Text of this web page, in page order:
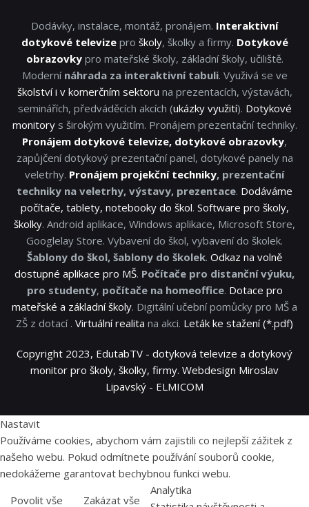
Dodávky, instalace, montáž, pronájem. Interaktivní
dotykové televizepro školy, školky a firmy. Dotykové
obrazovkypro mateřské školy, základní školy, učiliště.
Moderní náhrada za interaktivní tabuli. Využivá se ve
školství i v komerčním sektoru na prezentacích, výstavách,
seminářích, předváděcích akcích (ukázky využití). Dotykové
monitorys širokým využitím. Pronájem prezentační techniky.
Pronájem dotykové televize, dotykové obrazovky,
zapůjčení dotykový prezentační panel, dotykové panely na
veletrhy. Pronájem projekční techniky, prezentační
techniky na veletrhy, výstavy, prezentace. Dodáváme
počítače, tablety, notebooky do škol. Software pro školy,
školky. Android aplikace, Windows aplikace, Microsoft Store,
Googlelay Store. Vybavení do škol, vybavení do školek.
Šablony do škol, šablony do školek. Odkaz na volně
dostupné aplikace pro MŠ. Počítače pro distanční výuku,
pro studenty, počítače na homeoffice. Dotace pro
mateřské a základní školy. Digitální učební pomůcky pro MŠ a
ZŠ z dotací . Virtuální realita na akci. Leták ke stažení (*.pdf)
Copyright 2023, EdutabTV - dotyková televize a dotykový
monitor pro školy, školky, firmy. Webdesign Miroslav
Lipavský - ELMICOM
Nastavit
Používáme cookies, abychom vám zajistili co nejlepší zážitek z
našeho webu. Pokud odmítnete používání souborů cookie,
nedokážeme garantovat bechybnou funkci webu.
Povolit vše
Zakázat vše
Analytika